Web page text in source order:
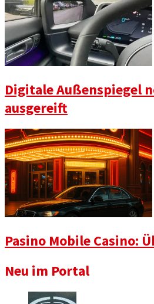
Digitale Außenspiegel
ausgereift
Pasino Mobile Casino:
Neu im Portal